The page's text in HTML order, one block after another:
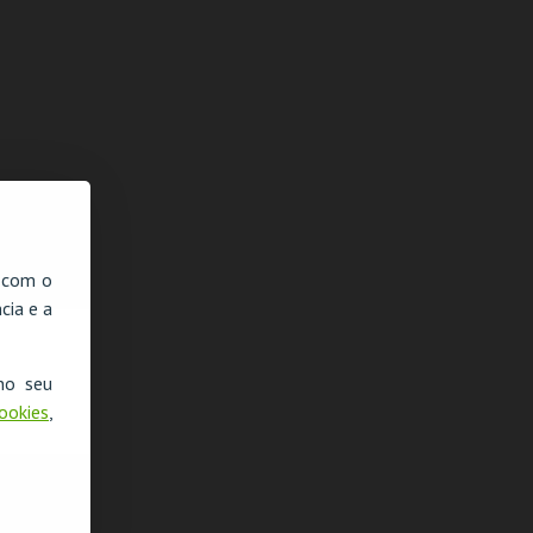
o
e a
seu
,